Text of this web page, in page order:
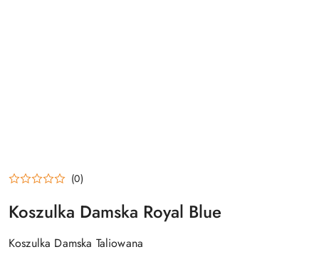
(0)
Koszulka Damska Royal Blue
Koszulka Damska Taliowana